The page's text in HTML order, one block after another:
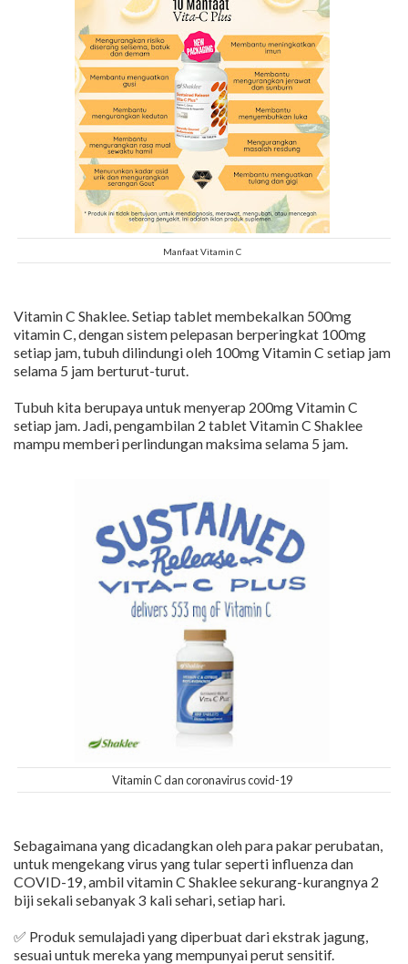
Manfaat Vitamin C
Vitamin C Shaklee. Setiap tablet membekalkan 500mg
vitamin C, dengan sistem pelepasan berperingkat 100mg
setiap jam, tubuh dilindungi oleh 100mg Vitamin C setiap jam
selama 5 jam berturut-turut.
Tubuh kita berupaya untuk menyerap 200mg Vitamin C
setiap jam. Jadi, pengambilan 2 tablet Vitamin C Shaklee
mampu memberi perlindungan maksima selama 5 jam.
Vitamin C dan coronavirus covid-19
Sebagaimana yang dicadangkan oleh para pakar perubatan,
untuk mengekang virus yang tular seperti influenza dan
COVID-19, ambil vitamin C Shaklee sekurang-kurangnya 2
biji sekali sebanyak 3 kali sehari, setiap hari.
✅ Produk semulajadi yang diperbuat dari ekstrak jagung,
sesuai untuk mereka yang mempunyai perut sensitif.